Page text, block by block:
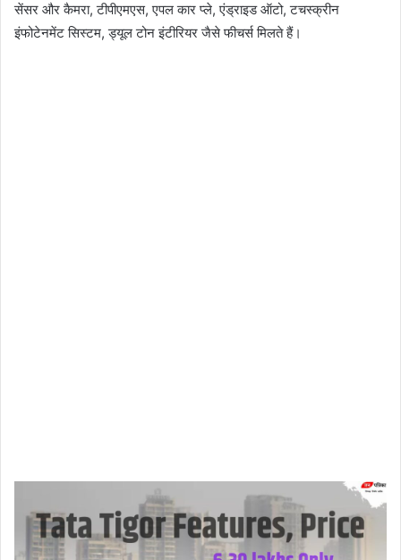
सेंसर और कैमरा, टीपीएमएस, एपल कार प्‍ले, एंड्राइड ऑटो, टचस्‍क्रीन
इंफोटेनमेंट सिस्‍टम, ड्यूल टोन इंटीरियर जैसे फीचर्स मिलते हैं।